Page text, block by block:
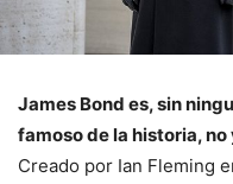
James Bond es, sin
famoso de la historia,
Creado por Ian Fleming